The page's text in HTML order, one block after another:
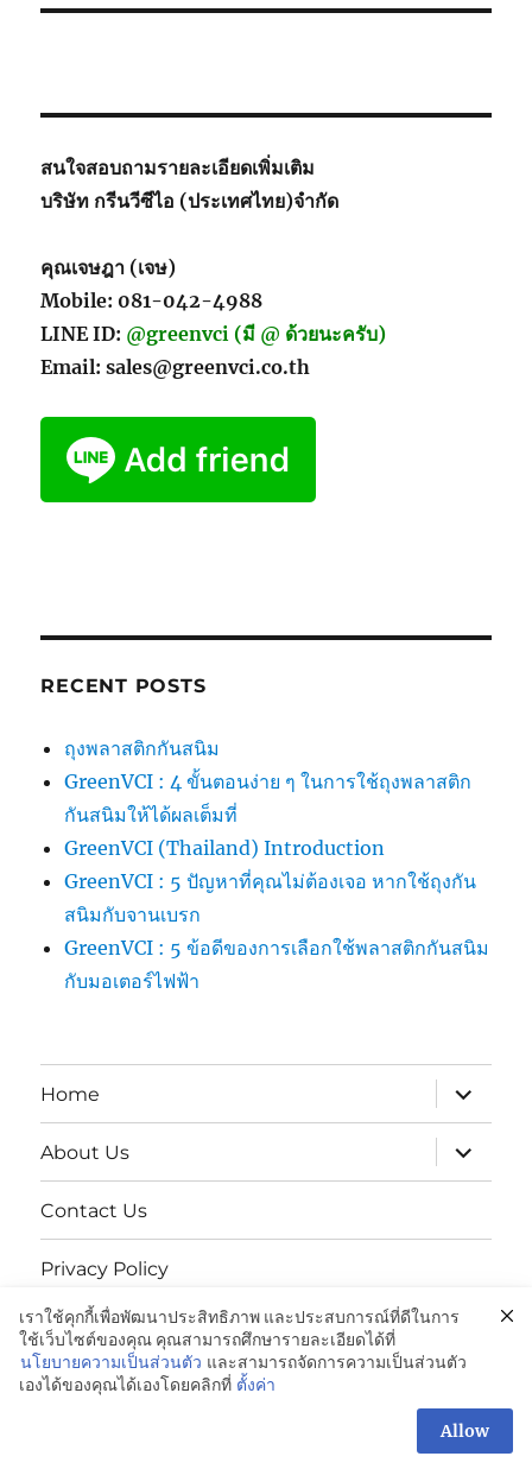
สนใจสอบถามรายละเอียดเพิ่มเติม
บริษัท กรีนวีซีไอ (ประเทศไทย)จำกัด
คุณเจษฎา (เจษ)
Mobile: 081-042-4988
LINE ID: @greenvci (มี @ ด้วยนะครับ)
Email: sales@greenvci.co.th
RECENT POSTS
ถุงพลาสติกกันสนิม
GreenVCI : 4 ขั้นตอนง่าย ๆ ในการใช้ถุงพลาสติก
กันสนิมให้ได้ผลเต็มที่
GreenVCI (Thailand) Introduction
GreenVCI : 5 ปัญหาที่คุณไม่ต้องเจอ หากใช้ถุงกัน
สนิมกับจานเบรก
GreenVCI : 5 ข้อดีของการเลือกใช้พลาสติกกันสนิม
กับมอเตอร์ไฟฟ้า
Home
expand
child
menu
About Us
expand
child
menu
Contact Us
Privacy Policy
นโยบายความเป็นส่วนตัว
GREENVCi|ถุงพลาสติกป้องกันสนิม:081-042-4988
เราใช้คุกกี้เพื่อพัฒนาประสิทธิภาพ และประสบการณ์ที่ดีในการ
ใช้เว็บไซต์ของคุณ คุณสามารถศึกษารายละเอียดได้ที่
นโยบายความเป็นส่วนตัว และสามารถจัดการความเป็นส่วนตัว
เองได้ของคุณได้เองโดยคลิกที่ ตั้งค่า
Allow